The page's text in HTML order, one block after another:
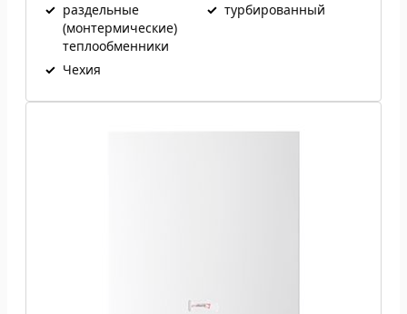
✓ раздельные
(монтермические)
теплообменники
✓ турбированный
✓ Чехия